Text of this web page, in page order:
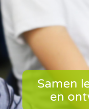
Samen
en